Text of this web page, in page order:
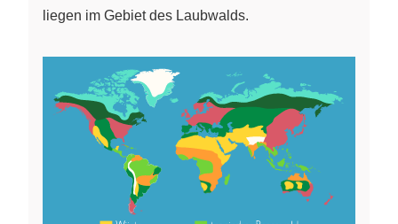
liegen im Gebiet des Laubwalds.